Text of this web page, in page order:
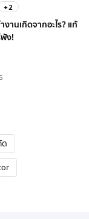
+2
านเกิดจากอะไร? แก้
ง!